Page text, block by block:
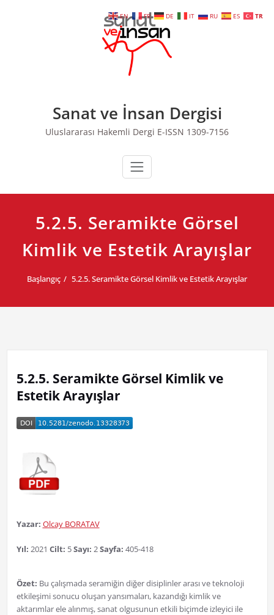
Sanat ve İnsan Dergisi
Uluslararası Hakemli Dergi E-ISSN 1309-7156
5.2.5. Seramikte Görsel
Kimlik ve Estetik Arayışlar
Başlangıç 5.2.5. Seramikte Görsel Kimlik ve Estetik Arayışlar
5.2.5. Seramikte Görsel Kimlik ve
Estetik Arayışlar
Yazar: Olcay BORATAV
Yıl: 2021 Cilt: 5Sayı: 2Sayfa: 405-418
Özet: Bu çalışmada seramiğin diğer disiplinler arası ve teknoloji
etkileşimi sonucu oluşan yansımaları, kazandığı kimlik ve
aktarımlar ele alınmış, sanat olgusunun etkili biçimde izleyici ile
EN FR DE IT RU ES TR